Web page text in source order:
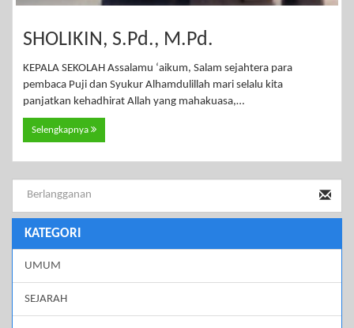
SHOLIKIN, S.Pd., M.Pd.
KEPALA SEKOLAH Assalamu ‘aikum, Salam sejahtera para
pembaca Puji dan Syukur Alhamdulillah mari selalu kita
panjatkan kehadhirat Allah yang mahakuasa,…
Selengkapnya
KATEGORI
UMUM
SEJARAH